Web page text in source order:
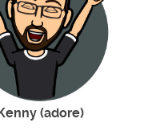
(adore)